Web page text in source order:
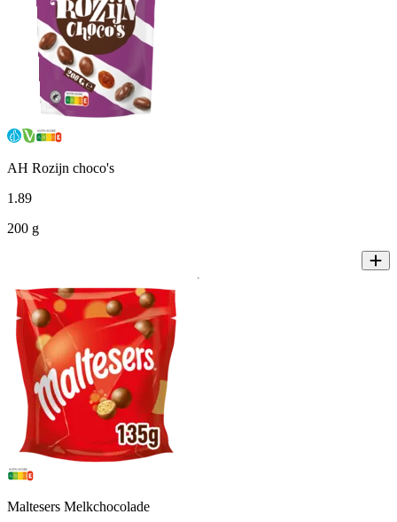
AH Rozijn choco's
1 .89
200 g
Maltesers Melkchocolade